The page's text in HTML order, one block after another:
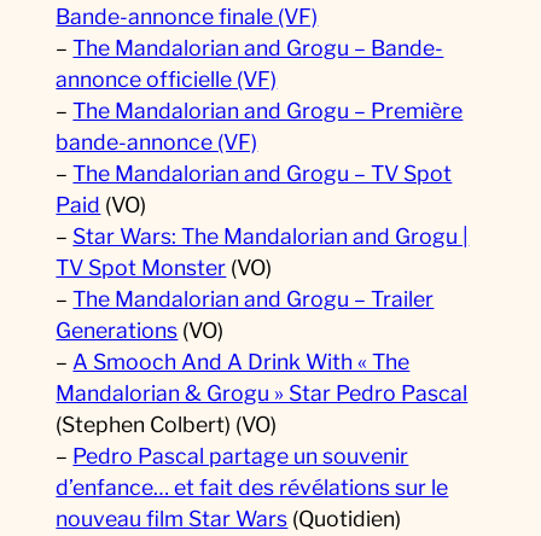
Bande-annonce finale (VF)
–The Mandalorian and Grogu – Bande-
annonce officielle (VF)
–The Mandalorian and Grogu – Première
bande-annonce (VF)
–The Mandalorian and Grogu – TV Spot
Paid (VO)
– Star Wars: The Mandalorian and Grogu |
TV Spot Monster (VO)
–The Mandalorian and Grogu – Trailer
Generations (VO)
–A Smooch And A Drink With « The
Mandalorian & Grogu » Star Pedro Pascal
(Stephen Colbert) (VO)
– Pedro Pascal partage un souvenir
d’enfance… et fait des révélations sur le
nouveau film Star Wars (Quotidien)